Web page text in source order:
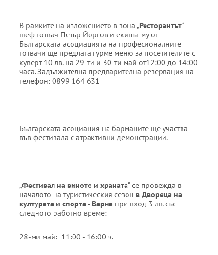
В рамките на изложението в зона „Ресторантът“
шеф готвач Петър Йоргов и екипът му от
Българската асоциацията на професионалните
готвачи ще предлага гурме меню за посетителите с
куверт 10 лв. на 29-ти и 30-ти май от12:00 до 14:00
часа. Задължителна предварителна резервация на
телефон: 0899 164 631
Българската асоциация на барманите ще участва
във фестивала с атрактивни демонстрации.
„Фестивал на виното и храната“ се провежда в
началото на туристическия сезон в Двореца на
културата и спорта- Варна при вход 3 лв. със
следното работно време:
28-ми май: 11:00 - 16:00 ч.